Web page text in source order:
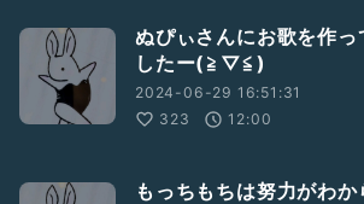
ぬぴぃさんにお歌を作っ
したー(⁠≧⁠▽⁠≦⁠)
2024-06-29 16:51:31
323
12:00
もっちもちは努力がわ